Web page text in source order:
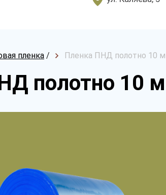
пленка / Пленка ПНД полотно 10
полотно 10